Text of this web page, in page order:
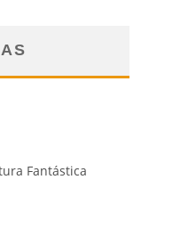
Fantástica